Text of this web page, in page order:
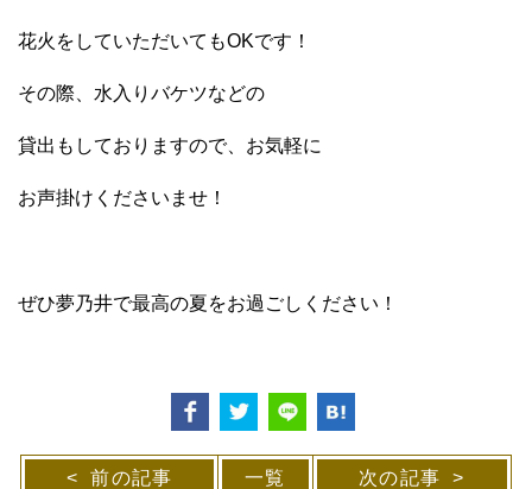
花火をしていただいてもOKです！
その際、水入りバケツなどの
貸出もしておりますので、お気軽に
お声掛けくださいませ！
ぜひ夢乃井で最高の夏をお過ごしください！
前の記事 一覧 次の記事